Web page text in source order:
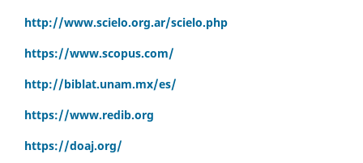
http://www.scielo.org.ar/scielo.php
https://www.scopus.com/
http://biblat.unam.mx/es/
https://www.redib.org
https://doaj.org/